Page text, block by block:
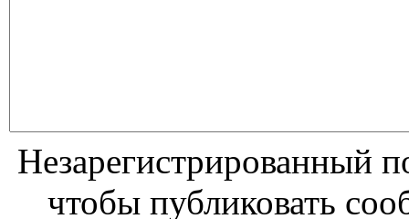
Незарегистрированный
чтобы публиковать